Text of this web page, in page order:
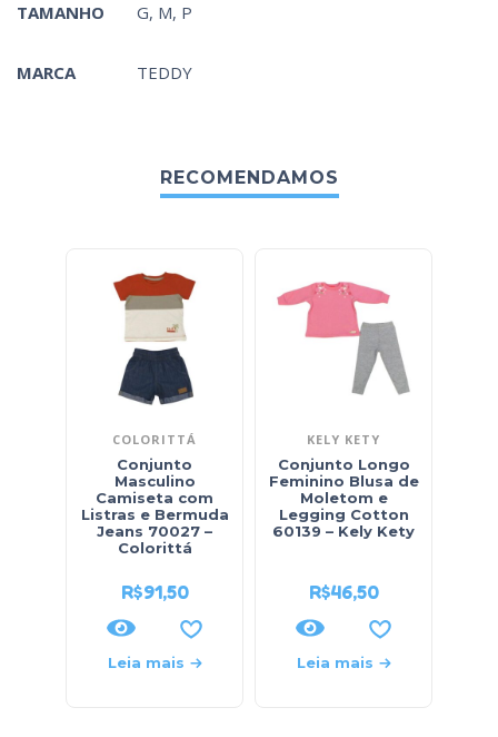
TAMANHO G, M, P
MARCA TEDDY
RECOMENDAMOS
COLORITTÁ
Conjunto
Masculino
Camiseta com
Listras e Bermuda
Jeans 70027 –
Colorittá
R$91,50
Leia mais
KELY KETY
Conjunto Longo
Feminino Blusa de
Moletom e
Legging Cotton
60139 – Kely Kety
R$46,50
Leia mais